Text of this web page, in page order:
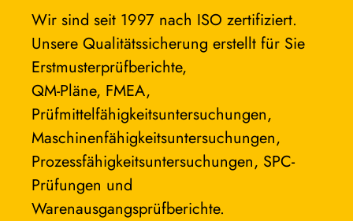
Wir sind seit 1997 nach ISO zertifiziert.
Unsere Qualitätssicherung erstellt für Sie
Erstmusterprüfberichte,
QM-Pläne, FMEA,
Prüfmittelfähigkeitsuntersuchungen,
Maschinenfähigkeitsuntersuchungen,
Prozessfähigkeitsuntersuchungen, SPC-
Prüfungen und
Warenausgangsprüfberichte.